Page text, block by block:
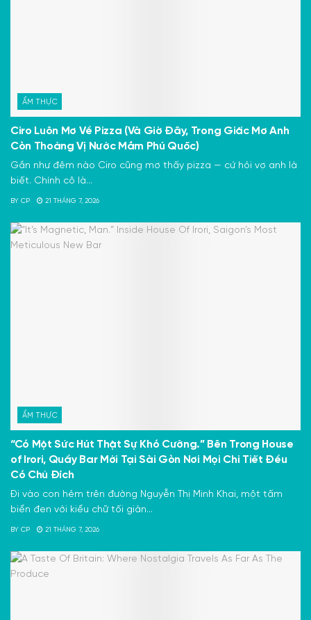
ẨM THỰC
Ciro Luôn Mơ Về Pizza (Và Giờ Đây, Trong Giấc Mơ Anh
Còn Thoảng Vị Nước Mắm Phú Quốc)
Gần như đêm nào Ciro cũng mơ thấy pizza — cứ hỏi vợ anh là
biết. Chính cô là...
BY CP 21 THÁNG 7, 2026
ẨM THỰC
“Có Một Sức Hút Thật Sự Khó Cưỡng.” Bên Trong House
of Irori, Quầy Bar Mới Tại Sài Gòn Nơi Mọi Chi Tiết Đều
Có Chủ Đích
Đi vào con hẻm trên đường Nguyễn Thị Minh Khai, một tấm
biển đen với kiểu chữ tối giản...
BY CP 21 THÁNG 7, 2026